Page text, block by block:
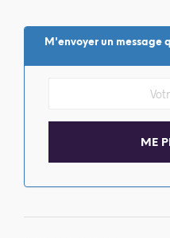
M'envoyer un message